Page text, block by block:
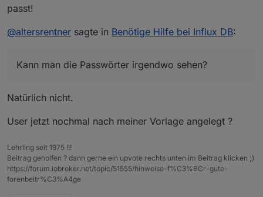
passt!
@altersrentner sagte in Benötige Hilfe bei Influx DB:
Kann man die Passwörter irgendwo sehen?
Natürlich nicht.
User jetzt nochmal nach meiner Vorlage angelegt ?
Lehrling seit 1975 !!!
Beitrag geholfen ? dann gerne ein upvote rechts unten im Beitrag klicken ;)
https://forum.iobroker.net/topic/51555/hinweise-f%C3%BCr-gute-
forenbeitr%C3%A4ge